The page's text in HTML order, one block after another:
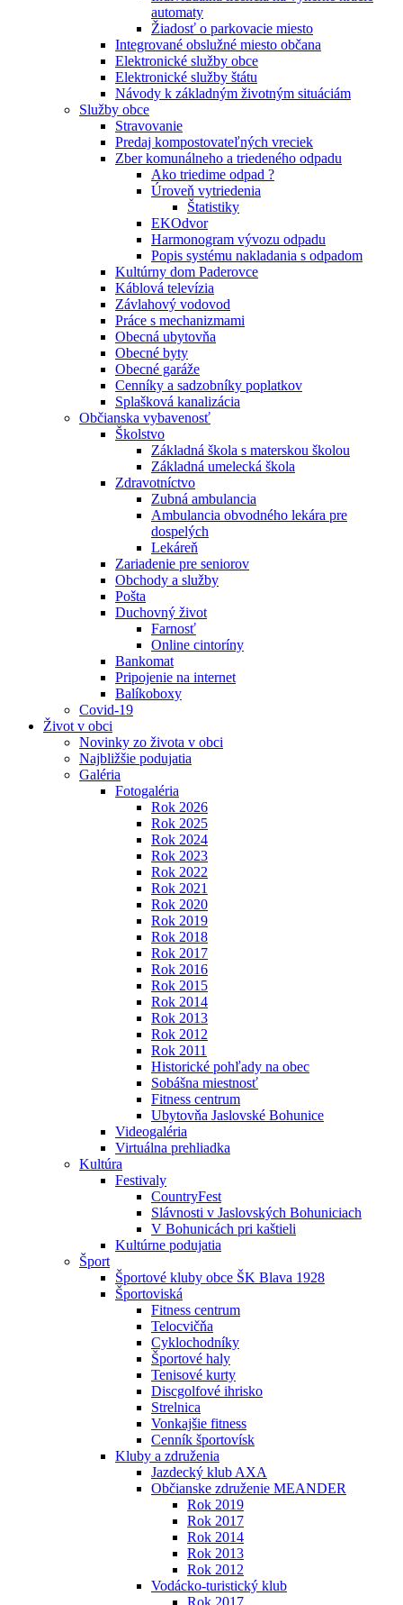
automaty
Žiadosť o parkovacie miesto
Integrované obslužné miesto občana
Elektronické služby obce
Elektronické služby štátu
Návody k základným životným situáciám
Služby obce
Stravovanie
Predaj kompostovateľných vreciek
Zber komunálneho a triedeného odpadu
Ako triedime odpad ?
Úroveň vytriedenia
Štatistiky
EKOdvor
Harmonogram vývozu odpadu
Popis systému nakladania s odpadom
Kultúrny dom Paderovce
Káblová televízia
Závlahový vodovod
Práce s mechanizmami
Obecná ubytovňa
Obecné byty
Obecné garáže
Cenníky a sadzobníky poplatkov
Splašková kanalizácia
Občianska vybavenosť
Školstvo
Základná škola s materskou školou
Základná umelecká škola
Zdravotníctvo
Zubná ambulancia
Ambulancia obvodného lekára pre
dospelých
Lekáreň
Zariadenie pre seniorov
Obchody a služby
Pošta
Duchovný život
Farnosť
Online cintoríny
Bankomat
Pripojenie na internet
Balíkoboxy
Covid-19
Život v obci
Novinky zo života v obci
Najbližšie podujatia
Galéria
Fotogaléria
Rok 2026
Rok 2025
Rok 2024
Rok 2023
Rok 2022
Rok 2021
Rok 2020
Rok 2019
Rok 2018
Rok 2017
Rok 2016
Rok 2015
Rok 2014
Rok 2013
Rok 2012
Rok 2011
Historické pohľady na obec
Sobášna miestnosť
Fitness centrum
Ubytovňa Jaslovské Bohunice
Videogaléria
Virtuálna prehliadka
Kultúra
Festivaly
CountryFest
Slávnosti v Jaslovských Bohuniciach
V Bohunicách pri kaštieli
Kultúrne podujatia
Šport
Športové kluby obce ŠK Blava 1928
Športoviská
Fitness centrum
Telocvičňa
Cyklochodníky
Športové haly
Tenisové kurty
Discgolfové ihrisko
Strelnica
Vonkajšie fitness
Cenník športovísk
Kluby a združenia
Jazdecký klub AXA
Občianske združenie MEANDER
Rok 2019
Rok 2017
Rok 2014
Rok 2013
Rok 2012
Vodácko-turistický klub
Rok 2017